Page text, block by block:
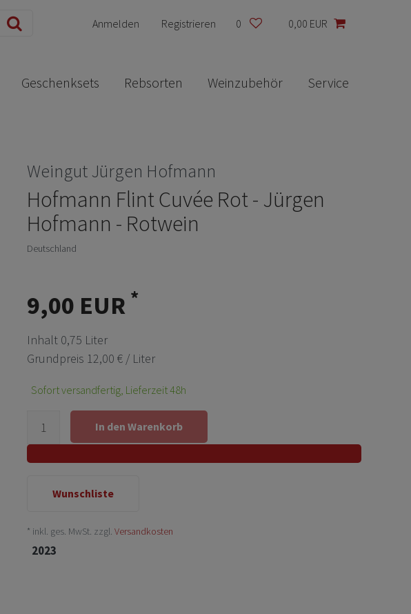
Anmelden Registrieren 0 0,00 EUR
Geschenksets Rebsorten Weinzubehör Service
Weingut Jürgen Hofmann
Hofmann Flint Cuvée Rot - Jürgen
Hofmann - Rotwein
Deutschland
9,00 EUR *
Inhalt 0,75 Liter
Grundpreis 12,00 € / Liter
Sofort versandfertig, Lieferzeit 48h
In den Warenkorb
Wunschliste
* inkl. ges. MwSt. zzgl. Versandkosten
2023